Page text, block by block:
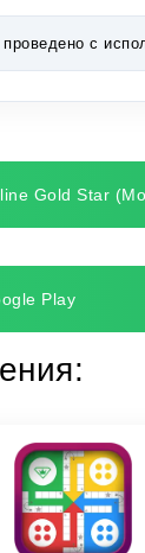
с
Gold Star
Play